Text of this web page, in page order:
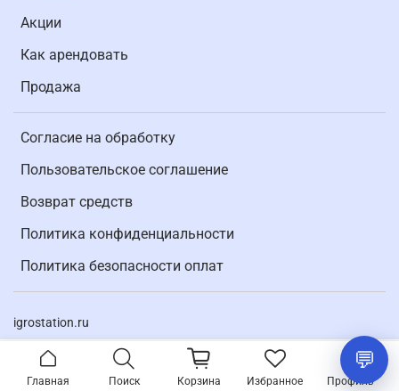
Акции
Как арендовать
Продажа
Согласие на обработку
Пользовательское соглашение
Возврат средств
Политика конфиденциальности
Политика безопасности оплат
igrostation.ru
Главная Поиск Корзина Избранное Профиль